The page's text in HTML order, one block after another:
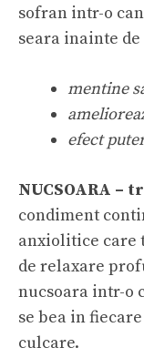
sofran intr-o
seara inainte
mentine
efect
NUCSOARA –
condiment
anxiolitice care
de relaxare
nucsoara intr-o
se bea in
culcare.